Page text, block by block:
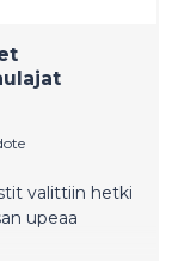
valittiin hetki
upeaa